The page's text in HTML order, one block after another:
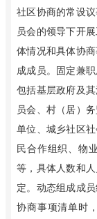
社区协商的常设
员会的领导下开
体情况和具体协
成成员。固定兼
包括基层政府及
员会、村（居）
单位、城乡社区
民合作组织、物
等，具体人数和
定。动态组成成
协商事项清单时